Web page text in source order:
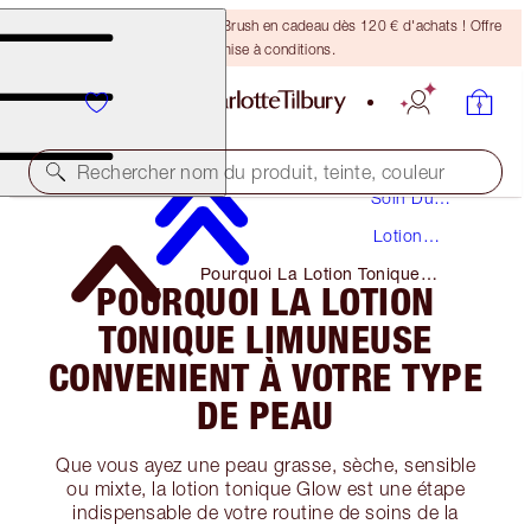
Recevez un pinceau Bronzing Brush en cadeau dès 120 € d'achats ! Offre
soumise à conditions.
Rechercher nom du produit, teinte, couleur
Soin Du
Lotion
Pourquoi La Lotion Tonique
Limuneuse Convenient À Votre
Type De Peau
POURQUOI LA LOTION
TONIQUE LIMUNEUSE
CONVENIENT À VOTRE TYPE
DE PEAU
Que vous ayez une peau grasse, sèche, sensible
ou mixte, la lotion tonique Glow est une étape
indispensable de votre routine de soins de la